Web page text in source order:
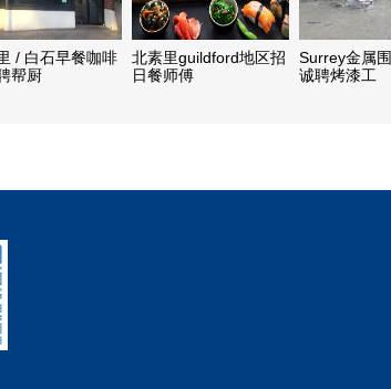
/ 白石早餐咖啡
帮厨
北素里guildford地区招
日餐师傅
Surrey金属
诚聘烤漆工